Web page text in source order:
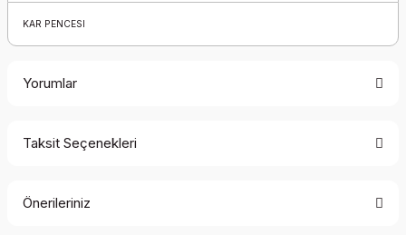
KAR PENCESI
Yorumlar
Taksit Seçenekleri
Önerileriniz